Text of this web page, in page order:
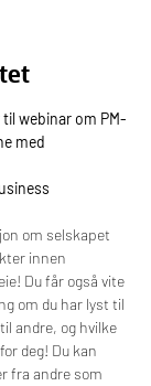
webinar om PM-
med
om selskapet
innen
Du får også vite
om du har lyst til
andre, og hvilke
deg! Du kan
fra andre som